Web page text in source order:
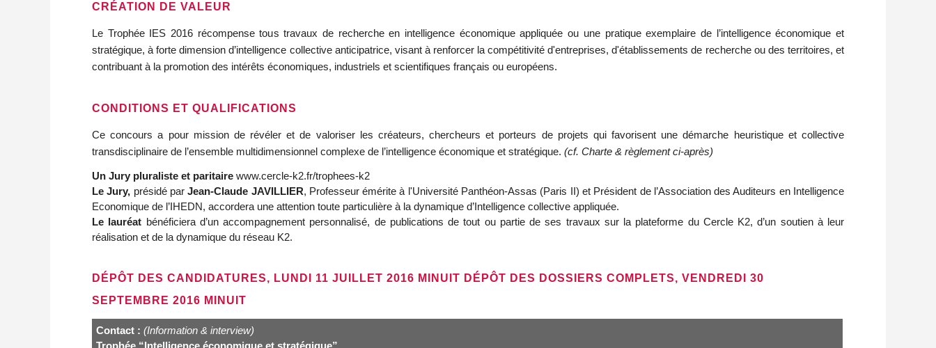
CRÉATION DE VALEUR
Le Trophée IES 2016 récompense tous travaux de recherche en intelligence économique appliquée ou une pratique exemplaire de l’intelligence économique et
stratégique, à forte dimension d’intelligence collective anticipatrice, visant à renforcer la compétitivité d'entreprises, d'établissements de recherche ou des territoires, et
contribuant à la promotion des intérêts économiques, industriels et scientifiques français ou européens.
CONDITIONS ET QUALIFICATIONS
Ce concours a pour mission de révéler et de valoriser les créateurs, chercheurs et porteurs de projets qui favorisent une démarche heuristique et collective
transdisciplinaire de l’ensemble multidimensionnel complexe de l’intelligence économique et stratégique. (cf. Charte & règlement ci-après)
Un Jury pluraliste et paritaire www.cercle-k2.fr/trophees-k2
Le Jury, présidé parJean-Claude JAVILLIER, Professeur émérite à l'Université Panthéon-Assas (Paris II) et Président de l’Association des Auditeurs en Intelligence
Economique de l’IHEDN, accordera une attention toute particulière à la dynamique d’Intelligence collective appliquée.
Le lauréat bénéficiera d’un accompagnement personnalisé, de publications de tout ou partie de ses travaux sur la plateforme du Cercle K2, d’un soutien à leur
réalisation et de la dynamique du réseau K2.
DÉPÔT DES CANDIDATURES, LUNDI 11 JUILLET 2016 MINUIT DÉPÔT DES DOSSIERS COMPLETS, VENDREDI 30
SEPTEMBRE 2016 MINUIT
Contact : (Information & interview)
Trophée “Intelligence économique et stratégique”